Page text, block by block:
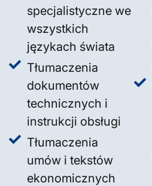
specjalistyczne we
wszystkich
językach świata
Tłumaczenia
dokumentów
technicznych i
instrukcji obsługi
Tłumaczenia
umów i tekstów
ekonomicznych